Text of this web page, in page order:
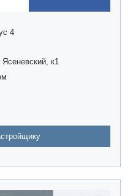
4
к1